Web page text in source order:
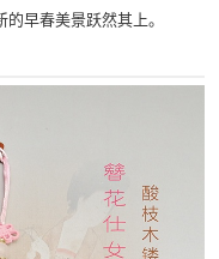
早春美景跃然其上。